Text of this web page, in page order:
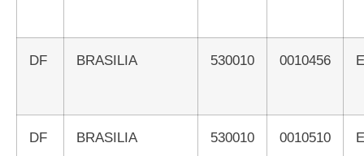
DF BRASILIA 530010 0010456
DF BRASILIA 530010 0010510